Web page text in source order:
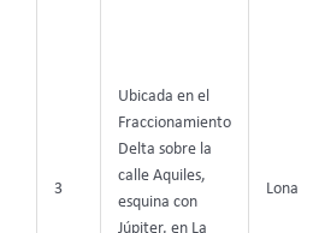
3
Ubicada en el
Fraccionamiento
Delta sobre la
calle Aquiles,
esquina con
Júpiter, en La
Lona